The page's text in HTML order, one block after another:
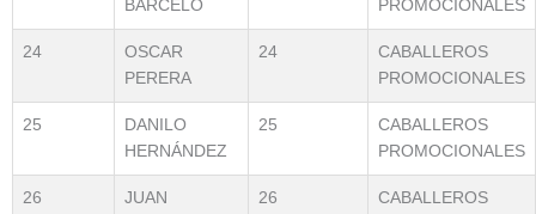
BARCELO PROMOCIONALES
24
OSCAR
PERERA
24
CABALLEROS
PROMOCIONALES
25
DANILO
HERNÁNDEZ
25
CABALLEROS
PROMOCIONALES
26
JUAN
26
CABALLEROS